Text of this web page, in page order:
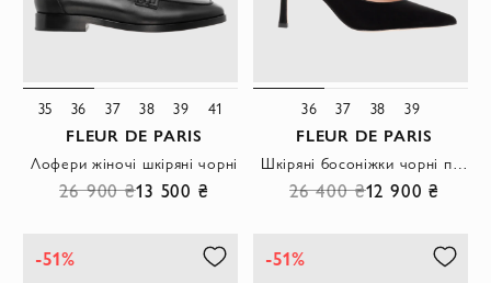
35 36 37 38 39 41
FLEUR DE PARIS
Лофери жіночі шкіряні чорні
26 900 ₴13 500 ₴
36 37 38 39
FLEUR DE PARIS
Шкіряні босоніжки чорні прикрашені стразами
26 400 ₴12 900 ₴
-51% -51%